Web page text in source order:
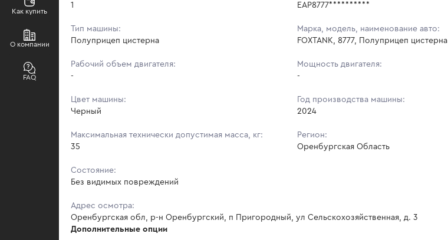
Как купить
О компании
FAQ
1
EAP8777**********
Тип машины:
Полуприцеп цистерна
Марка, модель, наименование авто:
FOXTANK, 8777, Полуприцеп цистерна
Рабочий объем двигателя:
-
Мощность двигателя:
-
Цвет машины:
Черный
Год производства машины:
2024
Максимальная технически допустимая масса, кг:
35
Регион:
Оренбургская Область
Состояние:
Без видимых повреждений
Адрес осмотра:
Оренбургская обл, р-н Оренбургский, п Пригородный, ул Сельскохозяйственная, д. 3
Дополнительные опции